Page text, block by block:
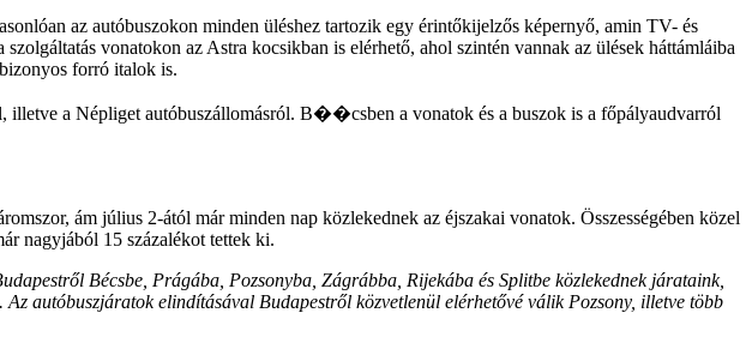
az autóbuszokon minden üléshez tartozik egy érintőkijelzős képernyő, amin TV- és
vonatokon az Astra kocsikban is elérhető, ahol szintén vannak az ülések háttámláiba
forró italok is.
a Népliget autóbuszállomásról. B��csben a vonatok és a buszok is a főpályaudvarról
ám július 2-ától már minden nap közlekednek az éjszakai vonatok. Összességében közel
nagyjából 15 százalékot tettek ki.
Bécsbe, Prágába, Pozsonyba, Zágrábba, Rijekába és Splitbe közlekednek járataink,
autóbuszjáratok elindításával Budapestről közvetlenül elérhetővé válik Pozsony, illetve több